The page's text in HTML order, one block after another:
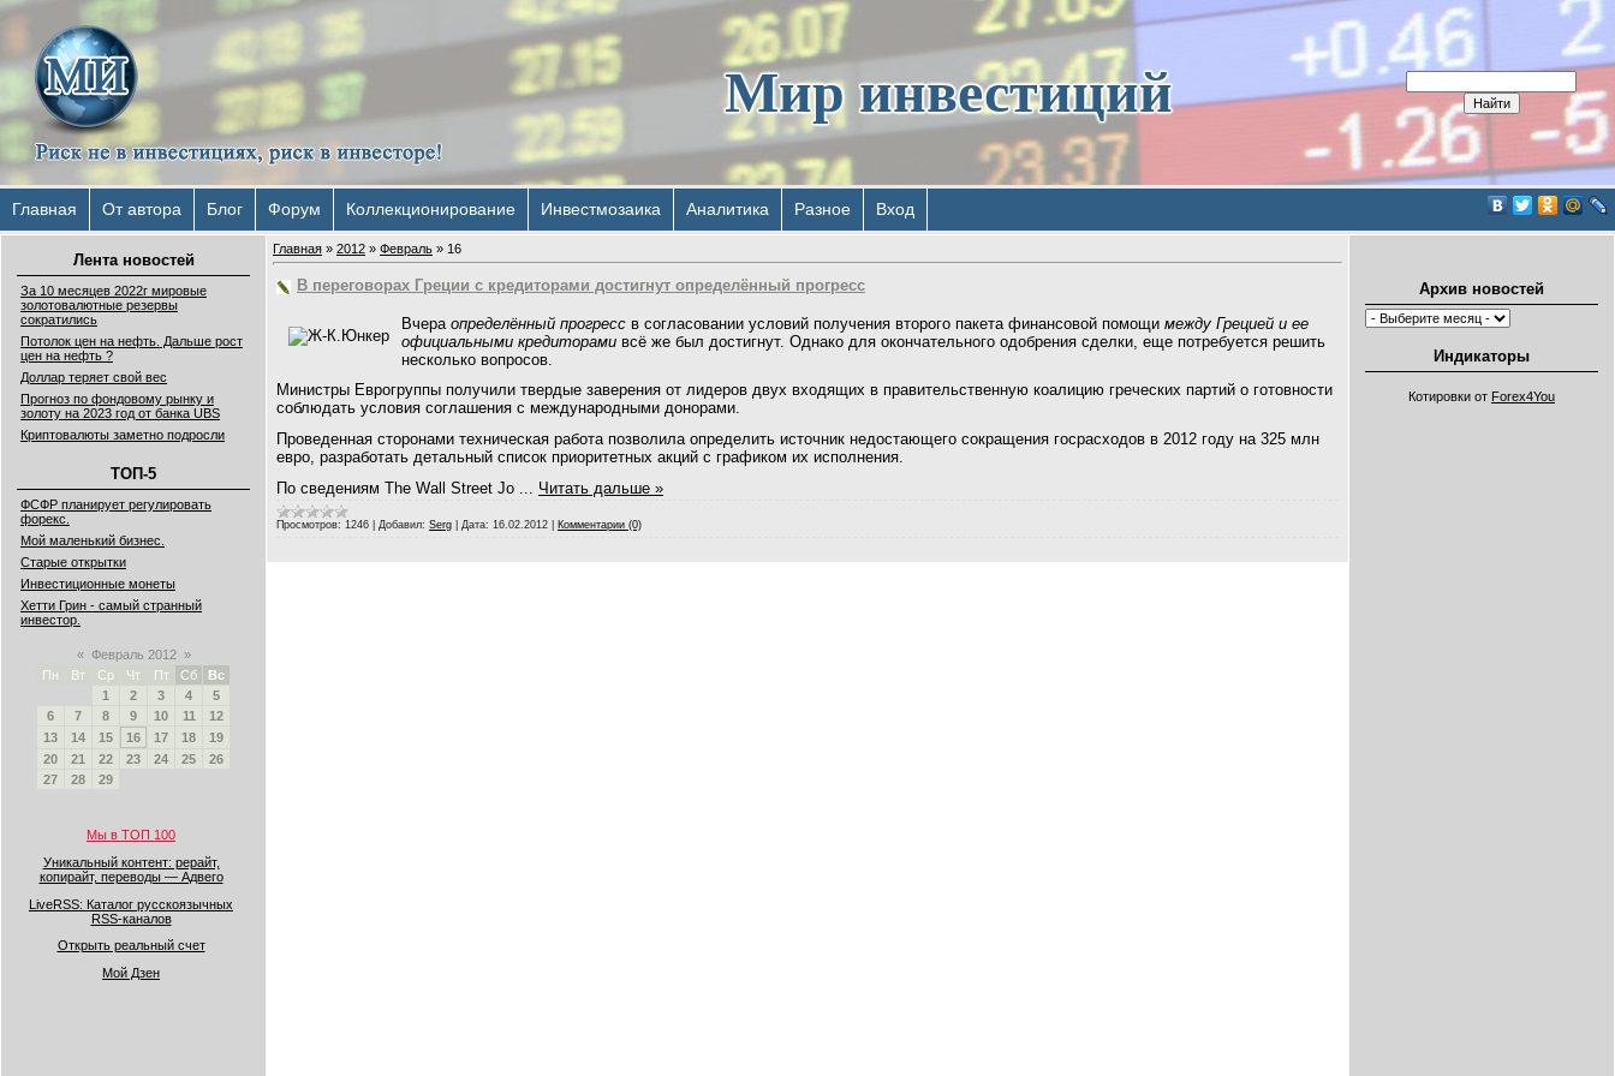
Мир инвестиций
Главная От автора Блог Форум Коллекционирование Инвестмозаика Аналитика Разное Вход
Лента новостей
За 10 месяцев 2022г мировые
золотовалютные резервы
сократились
Потолок цен на нефть. Дальше рост
цен на нефть ?
Доллар теряет свой вес
Прогноз по фондовому рынку и
золоту на 2023 год от банка UBS
Криптовалюты заметно подросли
ТОП-5
ФСФР планирует регулировать
форекс.
Мой маленький бизнес.
Старые открытки
Инвестиционные монеты
Хетти Грин - самый странный
инвестор.
« Февраль 2012 »
Пн
Вт Ср Чт Пт Сб
Вс
1
2 3 4
5
6
7 8 9 10 11
12
13
14 15 16 17 18
19
20
21 22 23 24 25
26
27
28 29
Мы в ТОП 100
Уникальный контент: рерайт,
копирайт, переводы — Адвего
LiveRSS: Каталог русскоязычных
RSS-каналов
Открыть реальный счет
Мой Дзен
Главная » 2012 » Февраль » 16
В переговорах Греции с кредиторами достигнут определённый прогресс
Вчера определённый прогресс в согласовании условий получения второго пакета финансовой помощи между Грецией и ее
официальными кредиторами всё же был достигнут. Однако для окончательного одобрения сделки, еще потребуется решить
несколько вопросов.
Министры Еврогруппы получили твердые заверения от лидеров двух входящих в правительственную коалицию греческих партий о готовности
соблюдать условия соглашения с международными донорами.
Проведенная сторонами техническая работа позволила определить источник недостающего сокращения госрасходов в 2012 году на 325 млн
евро, разработать детальный список приоритетных акций с графиком их исполнения.
По сведениям The Wall Street Jo
Читать дальше »
Просмотров: 1246 Добавил: Serg Дата: 16.02.2012 Комментарии (0)
Архив новостей
Индикаторы
Котировки от Forex4You